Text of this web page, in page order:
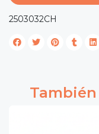
2503032CH